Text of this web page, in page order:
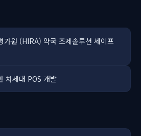
가원 (HIRA) 약국 조제솔루션 세이프
차세대 POS 개발